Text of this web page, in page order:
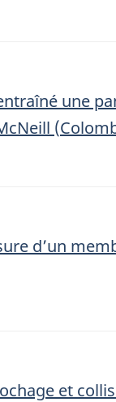
une
d’un
et